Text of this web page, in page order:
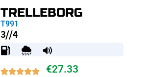
TRELLEBORG
T991
3//4
€27.33